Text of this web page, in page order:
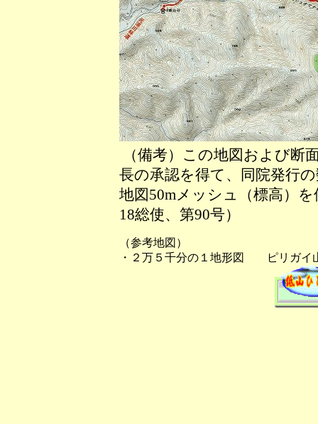
（備考）この地図および断
長の承認を得て、同院発行
地図50mメッシュ（標高）
18総使、第90号）
（参考地図）
・２万５千分の１地形図 ピリガイ